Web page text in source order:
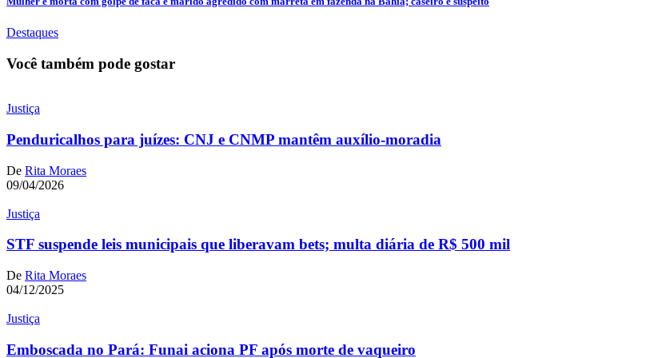
Destaques
Você também pode gostar
Justiça
Penduricalhos para juízes: CNJ e CNMP mantêm auxílio-moradia
De Rita Moraes
09/04/2026
Justiça
STF suspende leis municipais que liberavam bets; multa diária de R$ 500 mil
De Rita Moraes
04/12/2025
Justiça
Emboscada no Pará: Funai aciona PF após morte de vaqueiro